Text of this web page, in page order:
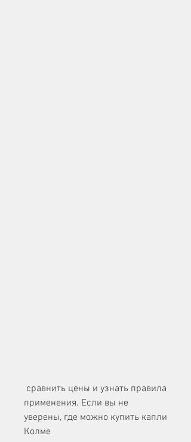
применения. Если вы не
уверены, где можно купить капли
Колме